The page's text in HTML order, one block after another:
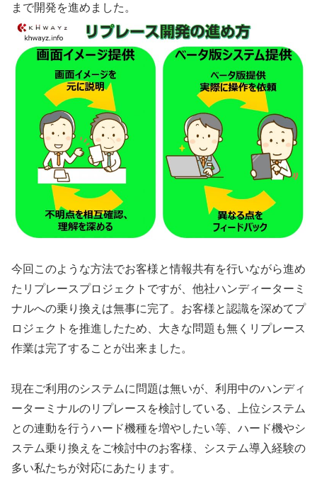
まで開発を進めました。
今回このような方法でお客様と情報共有を行いながら進め
たリプレースプロジェクトですが、他社ハンディーターミ
ナルへの乗り換えは無事に完了。お客様と認識を深めてプ
ロジェクトを推進したため、大きな問題も無くリプレース
作業は完了することが出来ました。
現在ご利用のシステムに問題は無いが、利用中のハンディ
ーターミナルのリプレースを検討している、上位システム
との連動を行うハード機種を増やしたい等、ハード機やシ
ステム乗り換えをご検討中のお客様、システム導入経験の
多い私たちが対応にあたります。